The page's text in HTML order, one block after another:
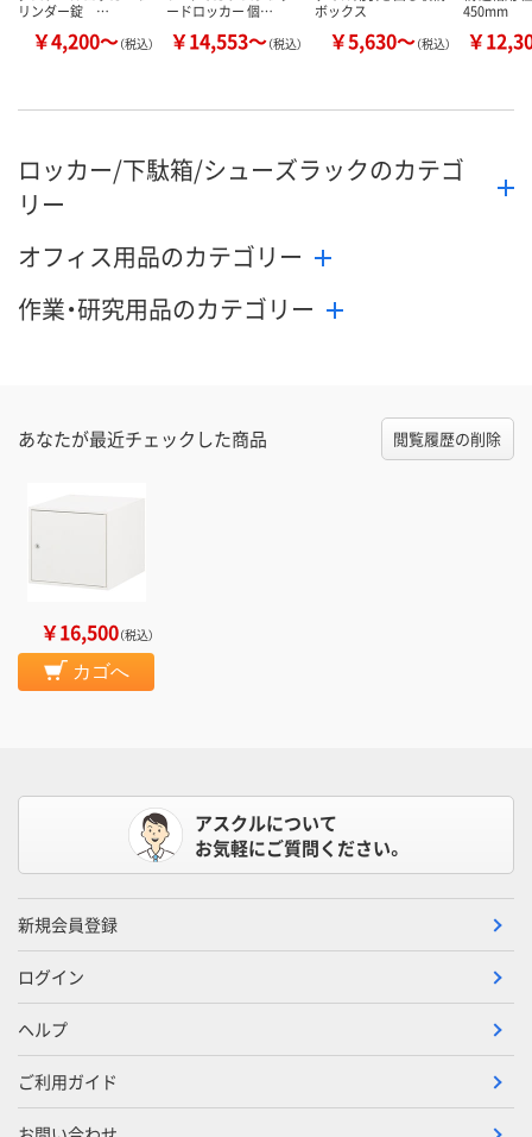
リンダー錠 …
￥4,200～（税込）
ードロッカー 個…
￥14,553～（税込）
ボックス
￥5,630～（税込）
450mm
￥
ロッカー/下駄箱/シューズラックのカテゴ
リー
オフィス用品のカテゴリー
作業・研究用品のカテゴリー
あなたが最近チェックした商品 閲覧履歴の削除
￥16,500（税込）
カゴへ
アスクルについて
お気軽にご質問ください。
新規会員登録
ログイン
ヘルプ
ご利用ガイド